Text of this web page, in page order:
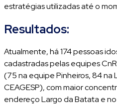
estratégias utilizadas até o
Resultados:
Atualmente, há 174 pessoas
cadastradas pelas equipes
(75 na equipe Pinheiros, 84 na
CEAGESP), com maior
endereço Largo da Batata e